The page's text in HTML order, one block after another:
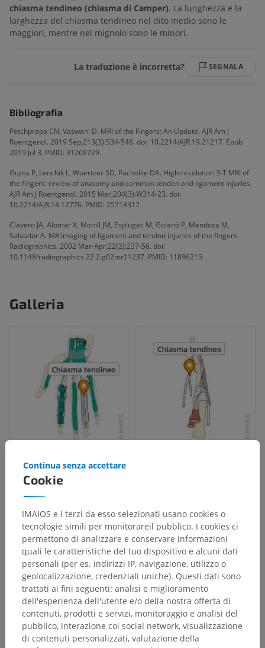
chiasma tendineo (chiasma di Camper). La lunghezza e la
larghezza del chiasma tendineo nel dito medio sono le
maggiori, mentre nel mignolo sono le minori.
La traduzione è incorretta? SEGNALA
Bibliografia
Petchprapa CN, Vaswani D. MRI of the Fingers: An Update. AJR Am J
Roentgenol. 2019 Sep;213(3):534-548. doi: 10.2214/AJR.19.21217. Epub
2019 Jul 3. PMID: 31268729.
Gupta P, Lenchik L, Wuertzer SD, Pacholke DA. High-resolution 3-T MRI of
the fingers: review of anatomy and common tendon and ligament injuries.
AJR Am J Roentgenol. 2015 Mar;204(3):W314-23. doi:
10.2214/AJR.14.12776. PMID: 25714317.
Clavero JA, Alomar X, Monill JM, Esplugas M, Golanó P, Mendoza M,
Salvador A. MR imaging of ligament and tendon injuries of the fingers.
Radiographics. 2002 Mar-Apr;22(2):237-56. doi:
10.1148/radiographics.22.2.g02mr11237. PMID: 11896215.
Galleria
Cookie
Continua senza accettare
IMAIOS e i terzi da esso selezionati usano cookies o
tecnologie simili per monitorareil pubblico. I cookies ci
permettono di analizzare e conservare informazioni
quali le caratteristiche del tuo dispositivo e alcuni dati
personali (per es. indirizzi IP, navigazione, utilizzo o
geolocalizzazione, credenziali uniche). Questi dati sono
trattati ai fini seguenti: analisi e miglioramento
dell'esperienza dell'utente e/o della nostra offerta di
contenuti, prodotti e servizi, monitoraggio e analisi del
pubblico, interazione coi social network, visualizzazione
di contenuti personalizzati, valutazione della